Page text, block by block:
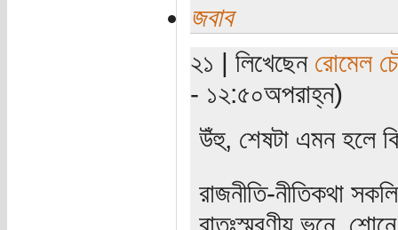
জবাব
২১ | লিখেছেন রোমেল
- ১২:৫০অপরাহ্ন)
উঁহু, শেষটা এমন হলে
রাজনীতি-নীতিকথা
রাতঃস্মরণীয় ভনে,